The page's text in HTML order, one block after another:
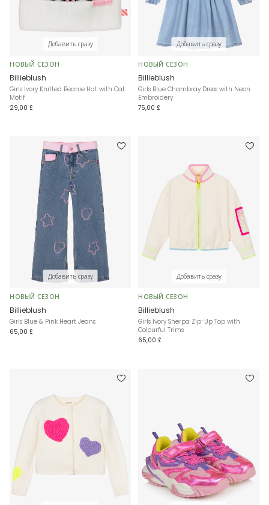
Добавить сразу
НОВЫЙ СЕЗОН
Billieblush
Girls Ivory Knitted Beanie Hat with Cat
Motif
29,00 £
Добавить сразу
НОВЫЙ СЕЗОН
Billieblush
Girls Blue Chambray Dress with Neon
Embroidery
75,00 £
Добавить сразу
НОВЫЙ СЕЗОН
Billieblush
Girls Blue & Pink Heart Jeans
65,00 £
Добавить сразу
НОВЫЙ СЕЗОН
Billieblush
Girls Ivory Sherpa Zip-Up Top with
Colourful Trims
65,00 £